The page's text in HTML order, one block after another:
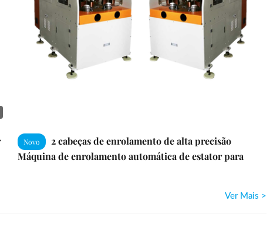
Novo
2 cabeças de enrolamento de alta precisão
Máquina de enrolamento automática de estator para
Ver Mais >